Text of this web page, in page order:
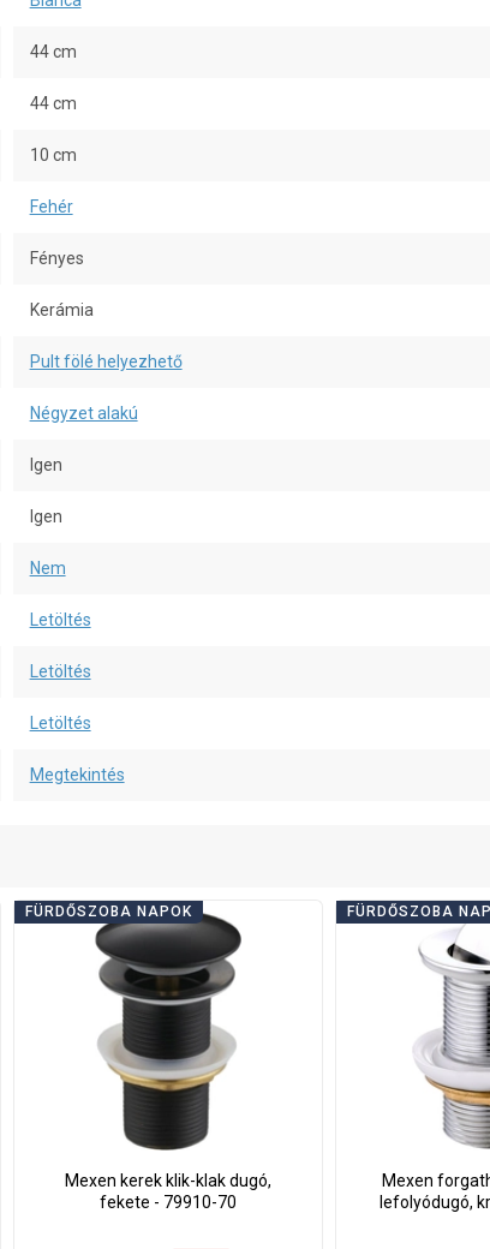
44 cm
44 cm
10 cm
Fehér
Fényes
Kerámia
Pult fölé helyezhető
Négyzet alakú
Igen
Igen
Nem
Letöltés
Letöltés
Letöltés
Megtekintés
FÜRDŐSZOBA NAPOK
Mexen kerek klik-klak dugó,
fekete - 79910-70
FÜRDŐSZOBA
Mexen
lefolyódugó,